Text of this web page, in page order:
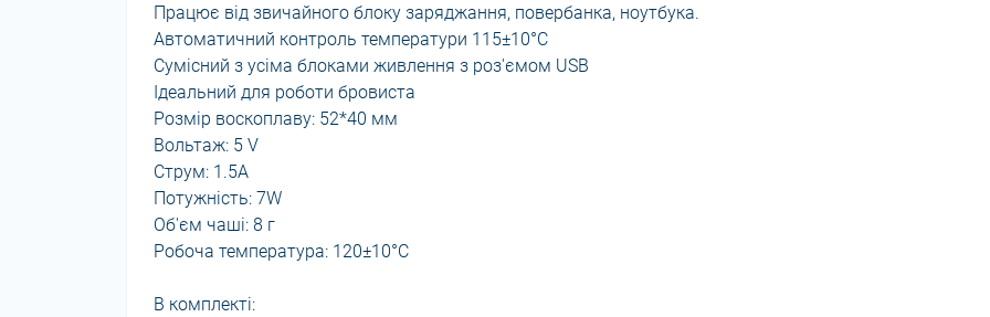
Працює від звичайного блоку заряджання, повербанка, ноутбука.
Автоматичний контроль температури 115±10°C
Сумісний з усіма блоками живлення з роз'ємом USB
Ідеальний для роботи бровиста
Розмір воскоплаву: 52*40 мм
Вольтаж: 5 V
Струм: 1.5A
Потужність: 7W
Об'єм чаші: 8 г
Робоча температура: 120±10°C
В комплекті: